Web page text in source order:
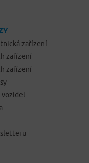
zařízení
zařízení
zařízení